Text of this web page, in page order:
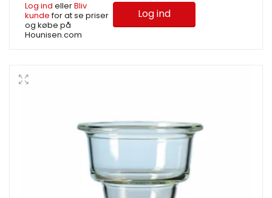
Log ind ellerBliv
kundefor at se priser
og købe på
Hounisen.com
Log ind